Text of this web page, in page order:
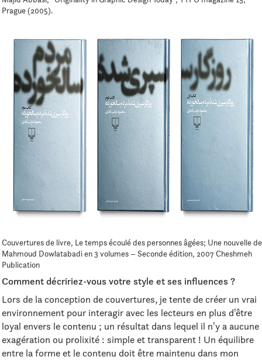
Prague (2005).
Couvertures de livre, Le temps écoulé des personnes âgées; Une nouvelle de
Mahmoud Dowlatabadi en 3 volumes – Seconde édition, 2007 Cheshmeh
Publication
Comment décririez-vous votre style et ses influences ?
Lors de la conception de couvertures, je tente de créer un vrai
environnement pour interagir avec les lecteurs en plus d'être
loyal envers le contenu ; un résultat dans lequel il n'y a aucune
exagération ou prolixité : simple et transparent ! Un équilibre
entre la forme et le contenu doit être maintenu dans mon